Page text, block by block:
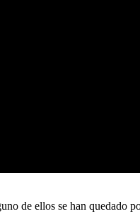
de ellos se han quedado